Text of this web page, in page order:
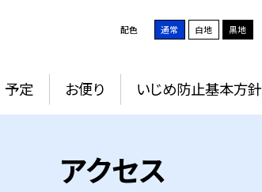
配色 通常 白地 黒地
予定 お便り いじめ防止基本方針
アクセス